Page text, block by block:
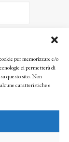
per memorizzare e/o
ci permetterà di
questo sito. Non
caratteristiche e
trattate